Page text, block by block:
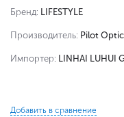
Бренд: LIFESTYLE
Производитель: Pilot
Импортер: LINHAI LUHUI
Добавить в сравнение